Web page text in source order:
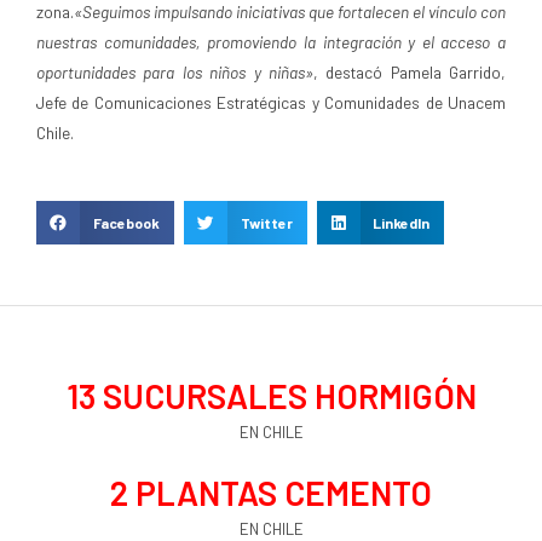
zona.«Seguimos impulsando iniciativas que fortalecen el vínculo con
nuestras comunidades, promoviendo la integración y el acceso a
oportunidades para los niños y niñas», destacó Pamela Garrido,
Jefe de Comunicaciones Estratégicas y Comunidades de Unacem
Chile.
Facebook Twitter LinkedIn
EN CHILE
13 SUCURSALES HORMIGÓN
EN CHILE
2 PLANTAS CEMENTO